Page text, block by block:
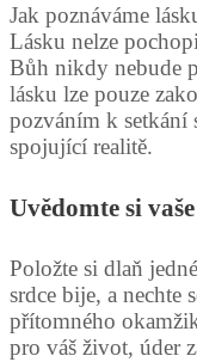
Jak poznáváme
Lásku nelze
Bůh nikdy nebude
lásku lze pouze
pozváním k setkání
spojující realitě.
Uvědomte si
Položte si dlaň
srdce bije, a nechte
přítomného
pro váš život, úder